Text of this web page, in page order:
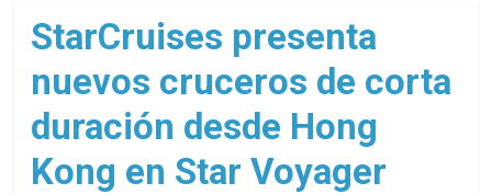
de
cruceros
en
un
solo
sitio
StarCruises presenta
nuevos cruceros de corta
duración desde Hong
Kong en Star Voyager